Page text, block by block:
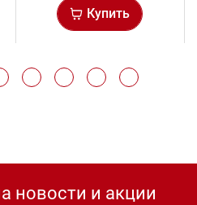
Купить
новости и акции